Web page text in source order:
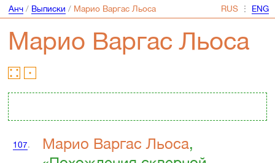
Анч/ Выписки / Марио Варгас Льоса ⋮
Марио Варгас Льоса
107. Марио Варгас Льоса,